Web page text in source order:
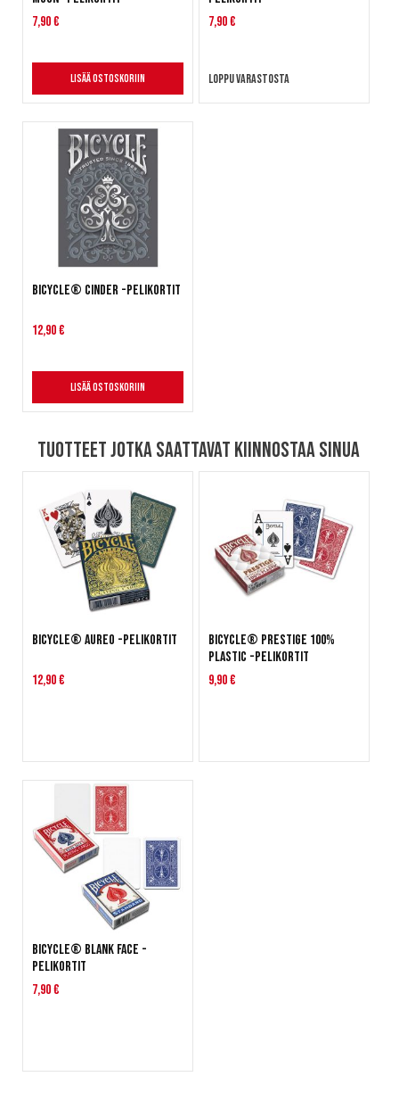
7,90 €
Lisää ostoskoriin
7,90 €
Loppu varastosta
Bicycle® Cinder -pelikortit
12,90 €
Lisää ostoskoriin
Tuotteet jotka saattavat kiinnostaa sinua
Bicycle® AUREO -pelikortit
12,90 €
Bicycle® Prestige 100%
Plastic -pelikortit
9,90 €
Bicycle® Blank Face -
pelikortit
7,90 €